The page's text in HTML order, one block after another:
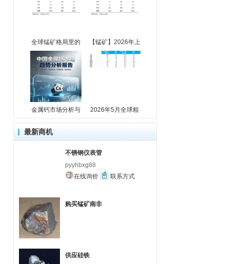
全球锰矿格局里的 【锰矿】2026年上
金属钙市场分析与 2026年5月全球粗
最新商机
不锈钢仪表管
pyyhbxg88
在线询价
联系方式
购买锰矿南非
供应硅铁